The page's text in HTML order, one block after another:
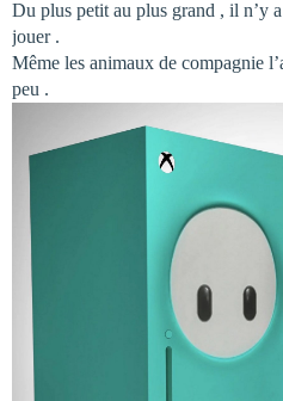
Du plus petit au plus grand , il n’y
jouer .
Même les animaux de compagnie
peu .